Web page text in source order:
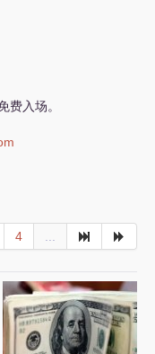
费入场。
4